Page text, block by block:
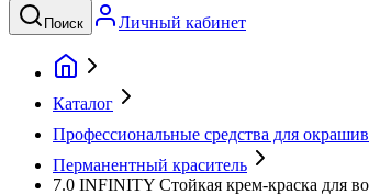
Поиск Личный кабинет
Каталог
Профессиональные средства для
Перманентный краситель
7.0 INFINITY Стойкая крем-краска для